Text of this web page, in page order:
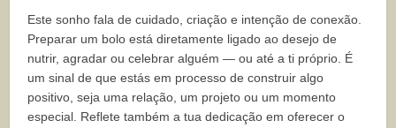
Este sonho fala de cuidado, criação e intenção de conexão.
Preparar um bolo está diretamente ligado ao desejo de
nutrir, agradar ou celebrar alguém — ou até a ti próprio. É
um sinal de que estás em processo de construir algo
positivo, seja uma relação, um projeto ou um momento
especial. Reflete também a tua dedicação em oferecer o